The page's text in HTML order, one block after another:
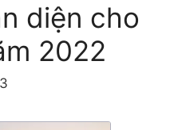
diện cho
2022